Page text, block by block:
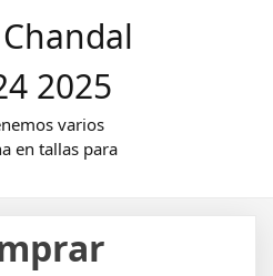
2025
varios
en tallas para